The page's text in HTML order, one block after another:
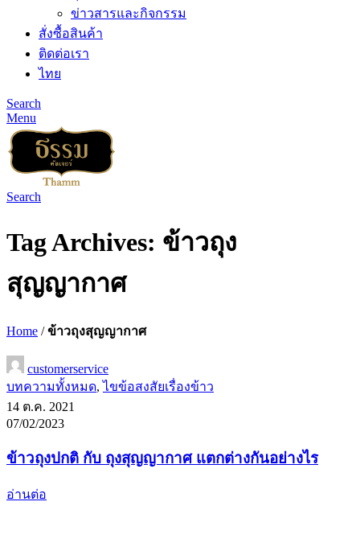
ข่าวสารและกิจกรรม
สั่งซื้อสินค้า
ติดต่อเรา
ไทย
Search
Menu
Search
Tag Archives: ข้าวถุง
สุญญากาศ
Home /ข้าวถุงสุญญากาศ
customerservice
บทความทั้งหมด,ไขข้อสงสัยเรื่องข้าว
14 ต.ค. 2021
07/02/2023
ข้าวถุงปกติ กับ ถุงสุญญากาศ แตกต่างกันอย่างไร
อ่านต่อ